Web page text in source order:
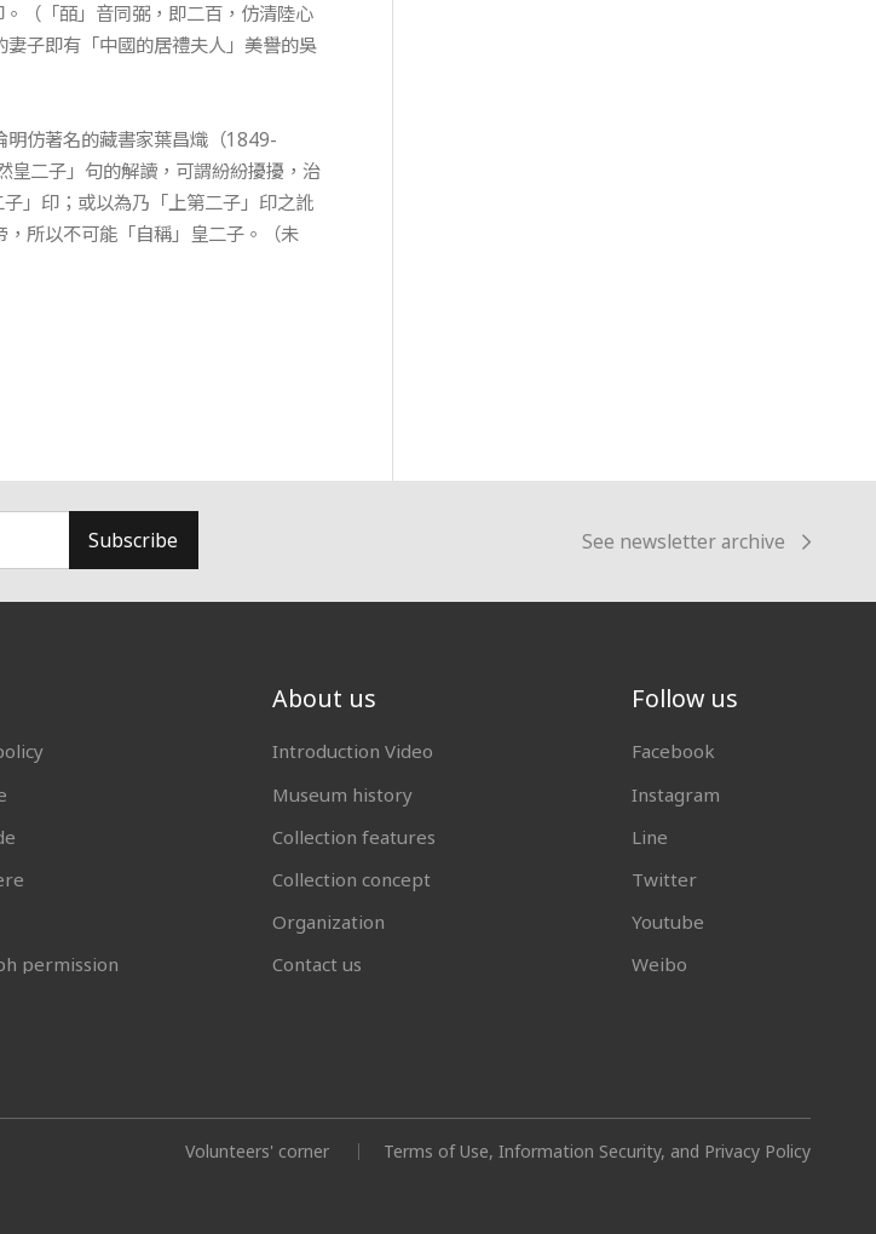
（「皕」音同弼，即二百，仿清陸心
子即有「中國的居禮夫人」美譽的吳
仿著名的藏書家葉昌熾（1849-
二子」句的解讀，可謂紛紛擾擾，治
」印；或以為乃「上第二子」印之訛
所以不可能「自稱」皇二子。（未
Subscribe See newsletter archive
permission
About us
Introduction Video
Museum history
Collection features
Collection concept
Organization
Contact us
Follow us
Facebook
Instagram
Line
Twitter
Youtube
Weibo
Volunteers' corner Terms of Use, Information Security, and Privacy Policy